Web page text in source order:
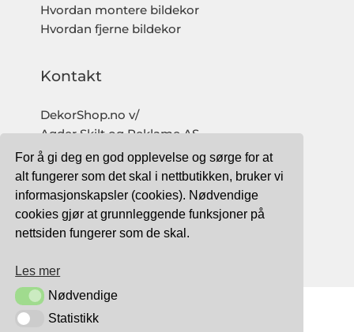
For å gi deg en god opplevelse og sørge for at
alt fungerer som det skal i nettbutikken, bruker vi
informasjonskapsler (cookies). Nødvendige
cookies gjør at grunnleggende funksjoner på
nettsiden fungerer som de skal.
Les mer
NødvendigeNødvendige
StatistikkStatistikk
Hvordan montere bildekor
Hvordan fjerne bildekor
Kontakt
DekorShop.no v/
Agder Skilt og Reklame AS
Org. nr: 997 633 016 MVA
salg@dekorshop.no
Tlf: 959 32 123
09.00 - 16.00
TRYGG BETALING MED: